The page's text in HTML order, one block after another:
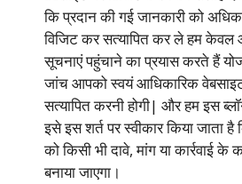
कि प्रदान की गई जानकारी को
विजिट कर सत्यापित कर ले हम
सूचनाएं पहुंचाने का प्रयास करते हैं
जांच आपको स्वयं आधिकारिक
सत्यापित करनी होगी| और हम इस ब्लॉग
इसे इस शर्त पर स्वीकार किया जाता
को किसी भी दावे, मांग या कार्रवाई
बनाया जाएगा।